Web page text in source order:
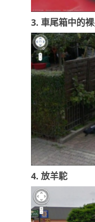
3. 車尾箱中的
4. 放羊駝